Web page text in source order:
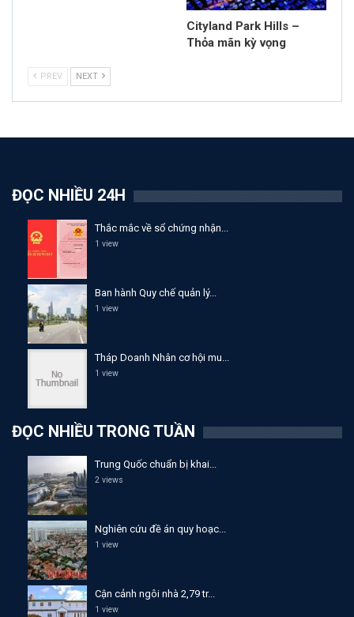
Cityland Park Hills –
Thỏa mãn kỳ vọng
PREV NEXT
ĐỌC NHIỀU 24H
Thắc mắc về sổ chứng nhận...
1 view
Ban hành Quy chế quản lý...
1 view
Tháp Doanh Nhân cơ hội mu...
1 view
ĐỌC NHIỀU TRONG TUẦN
Trung Quốc chuẩn bị khai...
2 views
Nghiên cứu đề án quy hoạc...
1 view
Cận cảnh ngôi nhà 2,79 tr...
1 view